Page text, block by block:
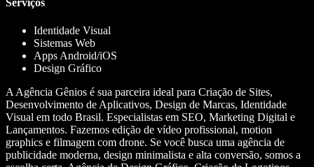
Serviços
Identidade Visual
Sistemas Web
Apps Android/iOS
Design Gráfico
A Agência Gênios é sua parceira ideal para Criação de Sites,
Desenvolvimento de Aplicativos, Design de Marcas, Identidade
Visual em todo Brasil. Especialistas em SEO, Marketing Digital e
Lançamentos. Fazemos edição de vídeo profissional, motion
graphics e filmagem com drone. Se você busca uma agência de
publicidade moderna, design minimalista e alta conversão, somos a